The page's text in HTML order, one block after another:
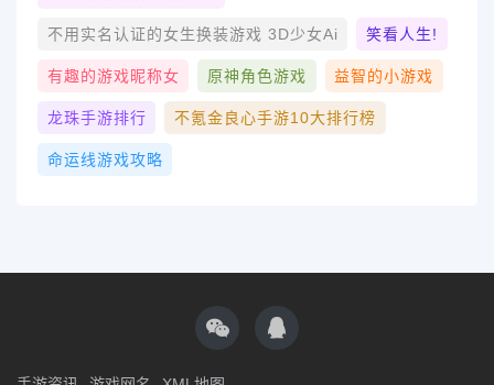
不用实名认证的女生换装游戏 3D少女Ai 笑看人生!
有趣的游戏昵称女 原神角色游戏 益智的小游戏
龙珠手游排行 不氪金良心手游10大排行榜
命运线游戏攻略